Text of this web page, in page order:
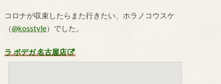
コロナが収束したらまた行きたい、ホラノコウスケ
（@kosstyle）でした。
ラ ボデガ 名古屋店